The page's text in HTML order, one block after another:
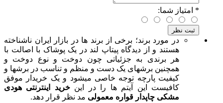
* امتیاز شما:
در مورد برند؛ برخی از برند ها در بازار ایران ناشناخته
هستند و از دیدگاه پیتاپ لند در یک پوشاک با اصالت با
هر برندی به جزئیاتی چون دوخت و نوع دوخت و
همچنین برشهای یک دست و منظم و تناسب در برشها و
کیفیت پارچه توجه خاصی میشود و یک خریدار موفق
کافیست این آیتم ها را در اینخرید اینترنتی هودی
مشکی چاپدار قواره معمولی مد نظر قرار دهد.